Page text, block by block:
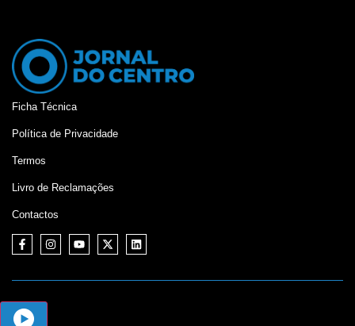
Ficha Técnica
Política de Privacidade
Termos
Livro de Reclamações
Contactos